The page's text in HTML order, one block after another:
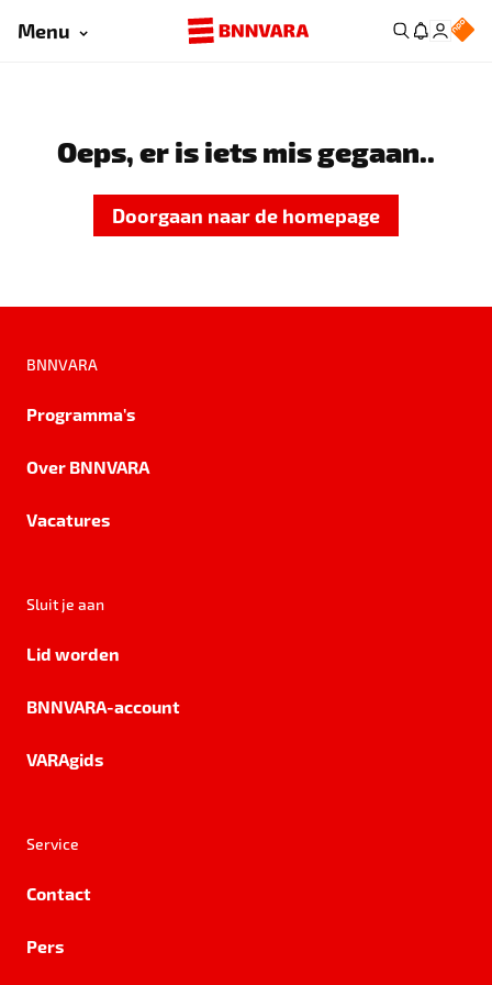
Menu
Oeps, er is iets mis gegaan..
Doorgaan naar de homepage
BNNVARA
Programma's
Over BNNVARA
Vacatures
Sluit je aan
Lid worden
BNNVARA-account
VARAgids
Service
Contact
Pers